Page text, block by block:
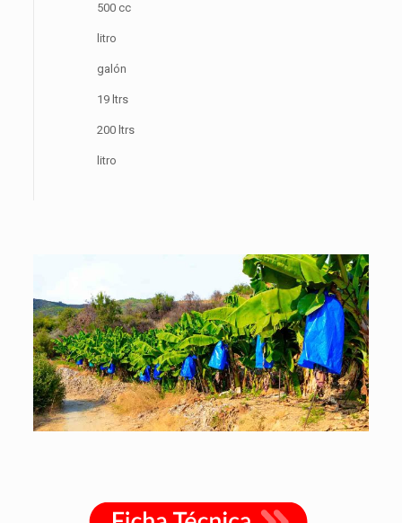
500 cc
litro
galón
19 ltrs
200 ltrs
litro